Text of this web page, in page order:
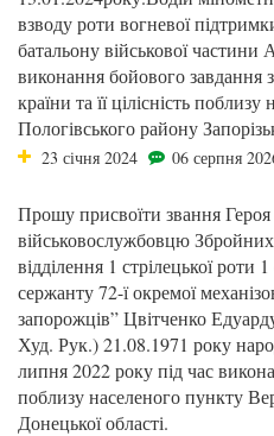
взводу роти вогневої
батальону військової частини
виконання бойового завдання
країни та її цілісність
Пологівського району
23 січня 2024 06 серпня
Прошу присвоїти звання
військовослужбовцю
відділення 1 стрілецької роти
сержанту 72-ї окремої
запорожців” Цвітченко
Худ. Рук.) 21.08.1971 року
липня 2022 року під час
поблизу населеного пункту
Донецької області.